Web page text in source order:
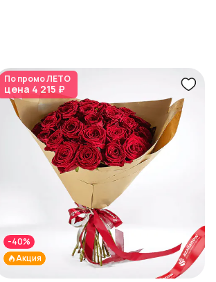
По промоЛЕТО
цена 4 215 ₽
Акция
-40%